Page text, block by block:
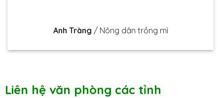
Anh Tràng / Nông dân trồng mì
Liên hệ văn phòng các tỉnh